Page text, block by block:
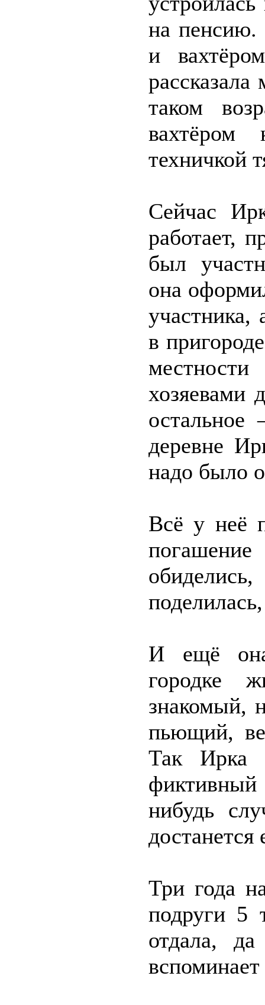
на пенсию.
и
таком
техничкой
Сейчас
работает,
был
она
участника,
в
хозяевами
деревне
надо было
Всё у неё
И ещё
городке
знакомый,
пьющий,
Так Ирка
нибудь
достанется
Три года
подруги 5
отдала,